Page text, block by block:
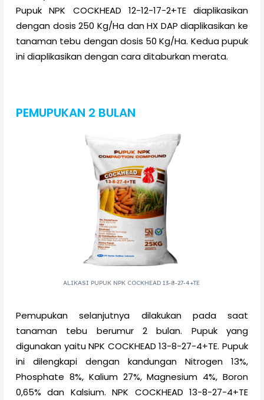
Pupuk NPK COCKHEAD 12-12-17-2+TE diaplikasikan
dengan dosis 250 Kg/Ha dan HX DAP diaplikasikan ke
tanaman tebu dengan dosis 50 Kg/Ha. Kedua pupuk
ini diaplikasikan dengan cara ditaburkan merata.
PEMUPUKAN 2 BULAN
ALIKASI PUPUK NPK COCKHEAD 13-8-27-4+TE
Pemupukan selanjutnya dilakukan pada saat
tanaman tebu berumur 2 bulan. Pupuk yang
digunakan yaitu NPK COCKHEAD 13-8-27-4+TE. Pupuk
ini dilengkapi dengan kandungan Nitrogen 13%,
Phosphate 8%, Kalium 27%, Magnesium 4%, Boron
0,65% dan Kalsium. NPK COCKHEAD 13-8-27-4+TE